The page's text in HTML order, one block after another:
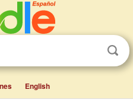
English